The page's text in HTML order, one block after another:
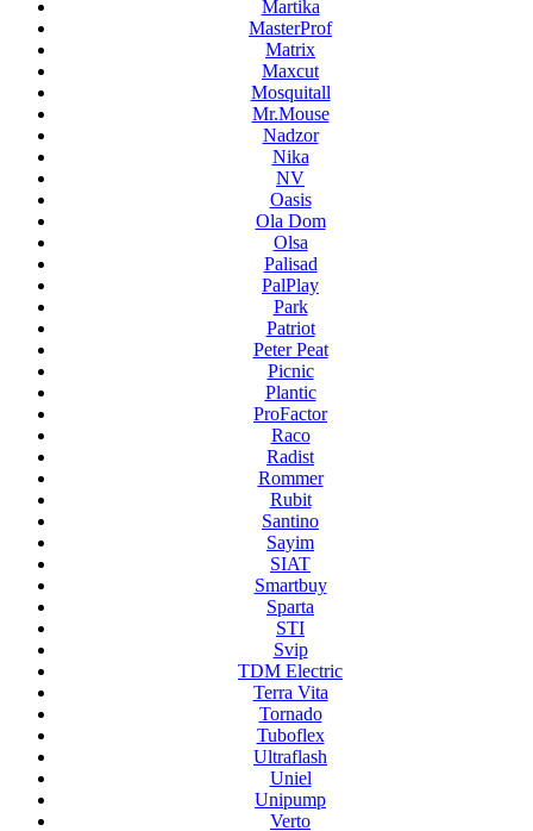
Martika
MasterProf
Matrix
Maxcut
Mosquitall
Mr.Mouse
Nadzor
Nika
NV
Oasis
Ola Dom
Olsa
Palisad
PalPlay
Park
Patriot
Peter Peat
Picnic
Plantic
ProFactor
Raco
Radist
Rommer
Rubit
Santino
Sayim
SIAT
Smartbuy
Sparta
STI
Svip
TDM Electric
Terra Vita
Tornado
Tuboflex
Ultraflash
Uniel
Unipump
Verto